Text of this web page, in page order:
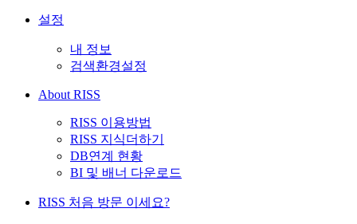
설정
내 정보
검색환경설정
About RISS
RISS 이용방법
RISS 지식더하기
DB연계 현황
BI 및 배너 다운로드
RISS 처음 방문 이세요?